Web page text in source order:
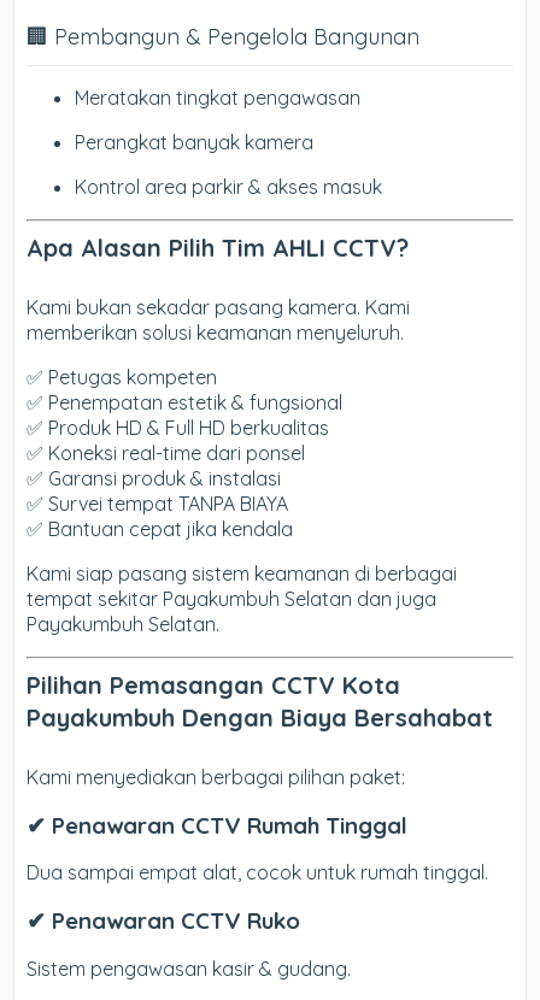
🏢 Pembangun & Pengelola Bangunan
Meratakan tingkat pengawasan
Perangkat banyak kamera
Kontrol area parkir & akses masuk
Apa Alasan Pilih Tim AHLI CCTV?
Kami bukan sekadar pasang kamera. Kami
memberikan solusi keamanan menyeluruh.
✅ Petugas kompeten
✅ Penempatan estetik & fungsional
✅ Produk HD & Full HD berkualitas
✅ Koneksi real-time dari ponsel
✅ Garansi produk & instalasi
✅ Survei tempat TANPA BIAYA
✅ Bantuan cepat jika kendala
Kami siap pasang sistem keamanan di berbagai
tempat sekitar Payakumbuh Selatan dan juga
Payakumbuh Selatan.
Pilihan Pemasangan CCTV Kota
Payakumbuh Dengan Biaya Bersahabat
Kami menyediakan berbagai pilihan paket:
✔ Penawaran CCTV Rumah Tinggal
Dua sampai empat alat, cocok untuk rumah tinggal.
✔ Penawaran CCTV Ruko
Sistem pengawasan kasir & gudang.